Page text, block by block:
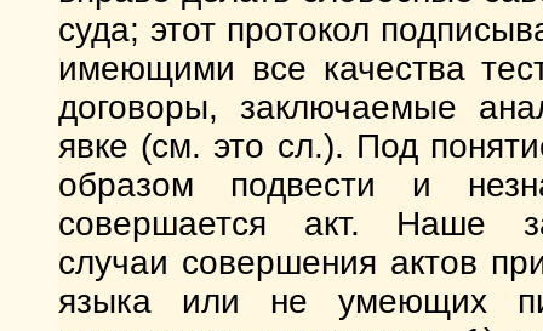
суда; этот протокол
имеющими все качества
договоры, заключаемые
явке (см. это сл.). Под
образом подвести и
совершается акт. Наше
случаи совершения актов
языка или не умеющих